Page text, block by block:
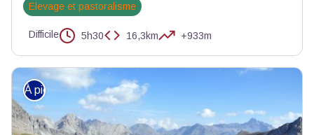
Elevage et pastoralisme
Difficile 5h30 16,3km +933m
À pied